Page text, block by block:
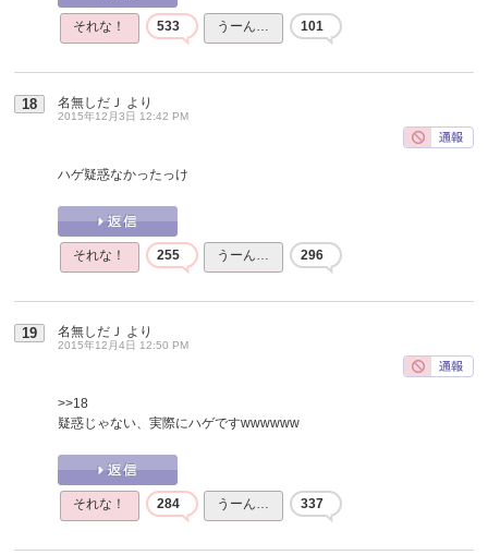
それな！ 533 うーん… 101
18 名無しだＪ より
2015年12月3日 12:42 PM
ハゲ疑惑なかったっけ
それな！ 255 うーん… 296
19 名無しだＪ より
2015年12月4日 12:50 PM
>>18
疑惑じゃない、実際にハゲですwwwwww
それな！ 284 うーん… 337